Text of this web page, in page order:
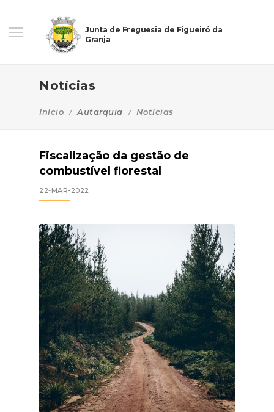
Junta de Freguesia de Figueiró da
Granja
Notícias
Início Autarquia Notícias
Fiscalização da gestão de
combustível florestal
22-MAR-2022